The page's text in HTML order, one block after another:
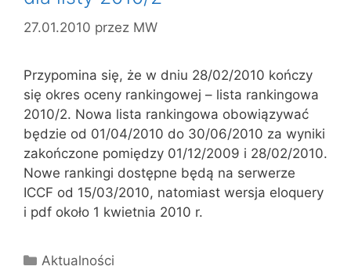
27.01.2010 przez MW
Przypomina się, że w dniu 28/02/2010 kończy
się okres oceny rankingowej – lista rankingowa
2010/2. Nowa lista rankingowa obowiązywać
będzie od 01/04/2010 do 30/06/2010 za wyniki
zakończone pomiędzy 01/12/2009 i 28/02/2010.
Nowe rankingi dostępne będą na serwerze
ICCF od 15/03/2010, natomiast wersja eloquery
i pdf około 1 kwietnia 2010 r.
Kategorie
Aktualności